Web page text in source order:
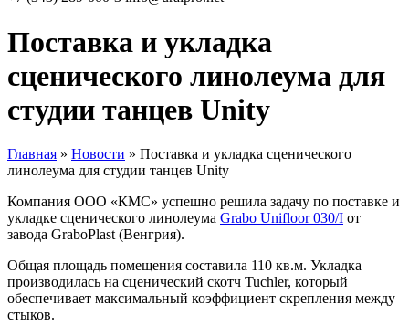
Поставка и укладка
сценического линолеума для
студии танцев Unity
Главная » Новости » Поставка и укладка сценического
линолеума для студии танцев Unity
Компания ООО «КМС» успешно решила задачу по поставке и
укладке сценического линолеума Grabo Unifloor 030/I от
завода GraboPlast (Венгрия).
Общая площадь помещения составила 110 кв.м. Укладка
производилась на сценический скотч Tuchler, который
обеспечивает максимальный коэффициент скрепления между
стыков.